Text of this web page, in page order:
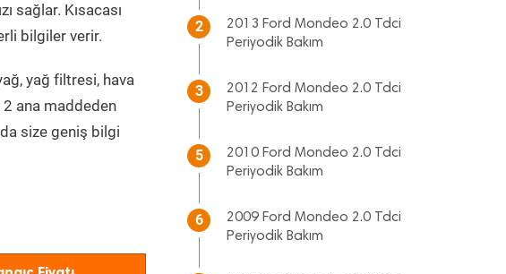
sağlar. Kısacası
bilgiler verir.
yağ filtresi, hava
ana maddeden
size geniş bilgi
2
2013 Ford Mondeo 2.0 Tdci
Periyodik Bakım
3
2012 Ford Mondeo 2.0 Tdci
Periyodik Bakım
5
2010 Ford Mondeo 2.0 Tdci
Periyodik Bakım
6
2009 Ford Mondeo 2.0 Tdci
Periyodik Bakım